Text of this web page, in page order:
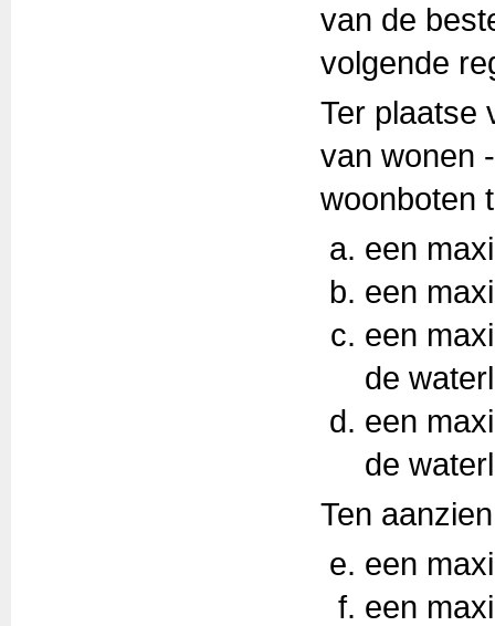
van de
volgende
Ter plaatse
van wonen
woonboten
een
een
een
de
een
de
Ten
een
een